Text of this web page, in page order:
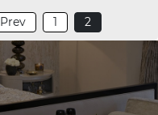
Prev 1 2